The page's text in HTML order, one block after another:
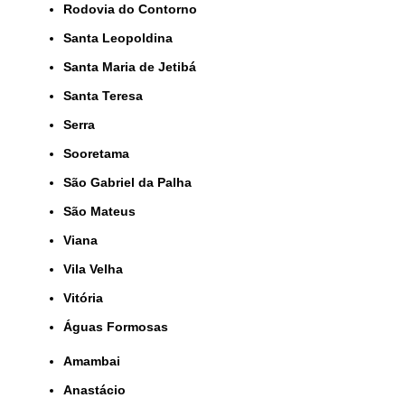
Rodovia do Contorno
Santa Leopoldina
Santa Maria de Jetibá
Santa Teresa
Serra
Sooretama
São Gabriel da Palha
São Mateus
Viana
Vila Velha
Vitória
Águas Formosas
Amambai
Anastácio